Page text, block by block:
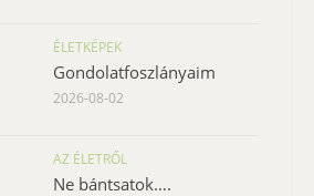
ÉLETKÉPEK
Gondolatfoszlányaim
2026-08-02
AZ ÉLETRŐL
Ne bántsatok….